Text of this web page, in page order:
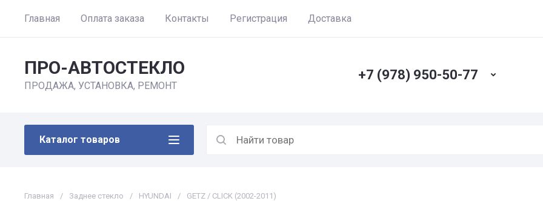
Главная Оплата заказа Контакты Регистрация Доставка
ПРО-АВТОСТЕКЛО
ПРОДАЖА, УСТАНОВКА, РЕМОНТ
+7 (978) 950-50-77
Каталог товаров
Главная / Заднее стекло / HYUNDAI / GETZ / CLICK (2002-2011)